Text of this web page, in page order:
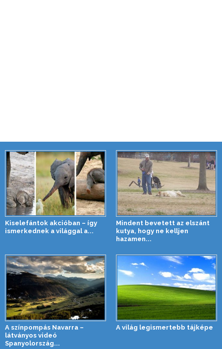
Kiselefántok akcióban – így
ismerkednek a világgal a...
Mindent bevetett az elszánt
kutya, hogy ne kelljen
hazamen...
A színpompás Navarra –
látványos videó
Spanyolország...
A világ legismertebb tájképe